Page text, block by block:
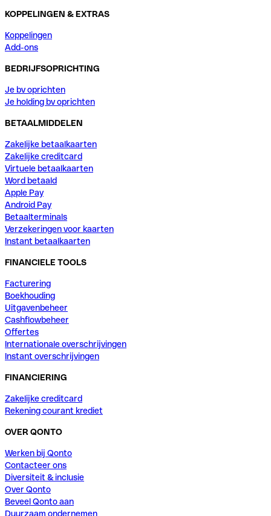
KOPPELINGEN & EXTRAS
Koppelingen
Add-ons
BEDRIJFSOPRICHTING
Je bv oprichten
Je holding bv oprichten
BETAALMIDDELEN
Zakelijke betaalkaarten
Zakelijke creditcard
Virtuele betaalkaarten
Word betaald
Apple Pay
Android Pay
Betaalterminals
Verzekeringen voor kaarten
Instant betaalkaarten
FINANCIELE TOOLS
Facturering
Boekhouding
Uitgavenbeheer
Cashflowbeheer
Offertes
Internationale overschrijvingen
Instant overschrijvingen
FINANCIERING
Zakelijke creditcard
Rekening courant krediet
OVER QONTO
Werken bij Qonto
Contacteer ons
Diversiteit & inclusie
Over Qonto
Beveel Qonto aan
Duurzaam ondernemen